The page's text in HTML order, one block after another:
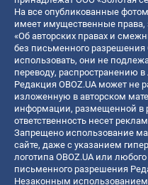
На все опубликованные
имеет имущественные
«Об авторских правах и
без письменного
использовать, они не
переводу, распространению
Редакция OBOZ.UA может не
изложенную в авторском
информации, размещенной в
ответственность несет
Запрещено использование
сайте, даже с указанием
логотипа OBOZ.UA или
письменного разрешения
Незаконным использованием